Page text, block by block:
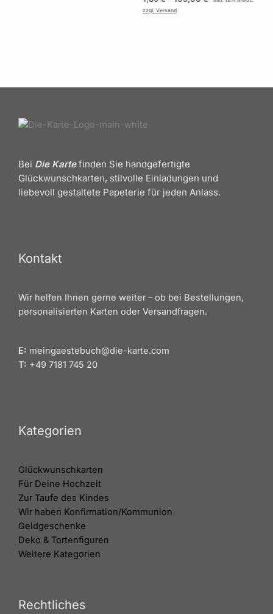
zzgl. Versand
Bei Die Kartefinden Sie handgefertigte
Glückwunschkarten, stilvolle Einladungen und
liebevoll gestaltete Papeterie für jeden Anlass.
Kontakt
Wir helfen Ihnen gerne weiter – ob bei Bestellungen,
personalisierten Karten oder Versandfragen.
E: meingaestebuch@die-karte.com
T: +49 7181 745 20
Kategorien
Glückwunschkarten
Für Deine Hochzeit
Zur Taufe des Kindes
Wir haben Konfirmation/Kommunion
Geldgeschenke
Deko & Tortenfiguren
Weitere Kategorien
Rechtliches